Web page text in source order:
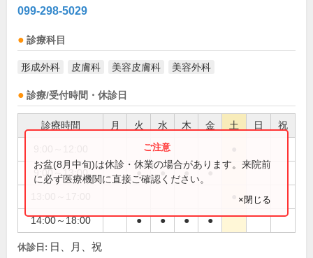
099-298-5029
診療科目
形成外科 皮膚科 美容皮膚科 美容外科
診療/受付時間・休診日
診療時間 月 火 水 木 金 土 日 祝
9:00～13:00 ● ● ● ●
14:00～18:00 ● ● ● ●
お盆(8月中旬)は休診・休業の場合があります。来院前
に必ず医療機関に直接ご確認ください。
×閉じる
休診日: 日、月、祝